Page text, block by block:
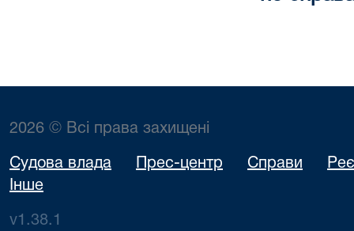
2026 © Всі права захищені
Судова влада Прес-центр Справи
Інше
v1.38.1